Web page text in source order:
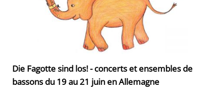
Die Fagotte sind los! - concerts et ensembles de
bassons du 19 au 21 juin en Allemagne